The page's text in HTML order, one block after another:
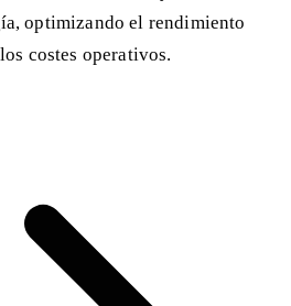
optimizando el rendimiento
costes operativos.